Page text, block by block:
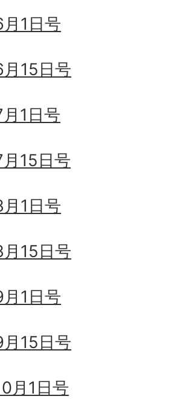
1日号
15日号
1日号
15日号
1日号
15日号
1日号
15日号
月1日号